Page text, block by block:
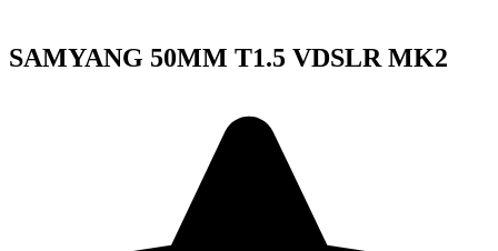
SAMYANG 50MM T1.5 VDSLR MK2